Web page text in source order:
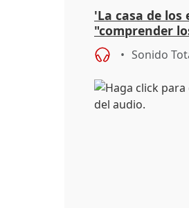
'La casa de
"comprender
violencia "sin
Sonido